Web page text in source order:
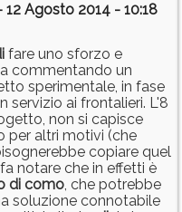
12 Agosto 2014 - 10:18
fare uno sforzo e
commentando un
sperimentale, in fase
servizio ai frontalieri. L'8
non si capisce
per altri motivi (che
copiare quel
notare che in effetti è
di como, che potrebbe
soluzione connotabile